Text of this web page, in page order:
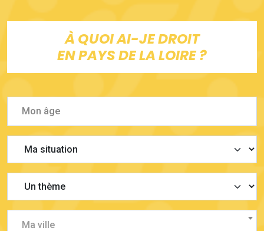
À QUOI AI-JE DROIT
EN PAYS DE LA LOIRE ?
Ma ville